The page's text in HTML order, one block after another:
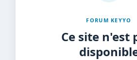
FORUM KEYYO
Ce site n'est